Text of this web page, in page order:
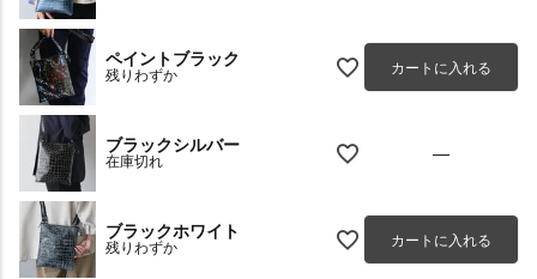
ペイントブラック
残りわずか カートに入れる
ブラックシルバー
在庫切れ —
ブラックホワイト
残りわずか カートに入れる